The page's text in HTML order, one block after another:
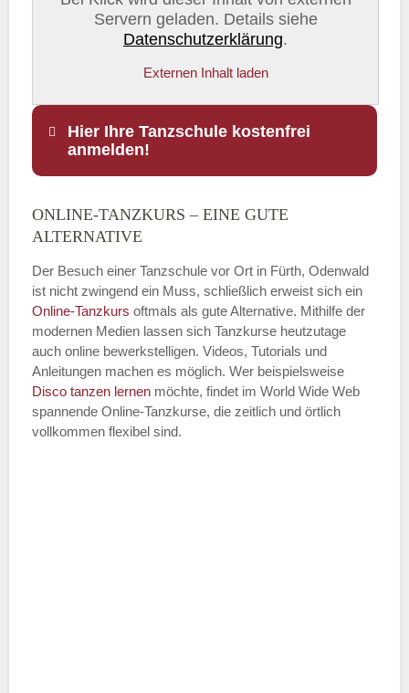
Servern geladen. Details siehe
Datenschutzerklärung.
Externen Inhalt laden
Hier Ihre Tanzschule kostenfrei
anmelden!
Name
E-Mail*
Name der Tanzschule
ONLINE-TANZKURS – EINE GUTE
ALTERNATIVE
Der Besuch einer Tanzschule vor Ort in Fürth, Odenwald
ist nicht zwingend ein Muss, schließlich erweist sich ein
Online-Tanzkurs oftmals als gute Alternative. Mithilfe der
modernen Medien lassen sich Tanzkurse heutzutage
auch online bewerkstelligen. Videos, Tutorials und
Anleitungen machen es möglich. Wer beispielsweise
Disco tanzen lernen möchte, findet im World Wide Web
spannende Online-Tanzkurse, die zeitlich und örtlich
vollkommen flexibel sind.